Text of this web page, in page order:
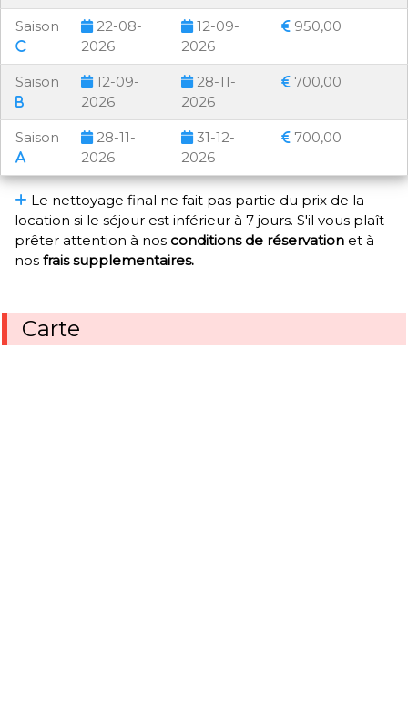
Saison
22-08-
2026
12-09-
2026
950,00
Saison
12-09-
2026
28-11-
2026
700,00
Saison
28-11-
2026
31-12-
2026
700,00
Le nettoyage final ne fait pas partie du prix de la
location si le séjour est inférieur à 7 jours. S'il vous plaît
prêter attention à nos conditions de réservation et à
nos frais supplementaires.
Carte